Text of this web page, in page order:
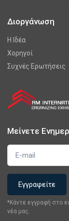
Διοργάνωση
Η Ιδέα
Χορηγοί
Συχνές Ερωτήσεις
Μείνετε
*Κάντε εγγραφή στο
νέα μας.